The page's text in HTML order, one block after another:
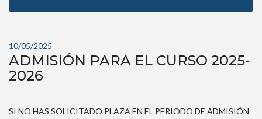
10/05/2025
ADMISIÓN PARA EL CURSO 2025-
2026
SI NO HAS SOLICITADO PLAZA EN EL PERIODO DE ADMISIÓN